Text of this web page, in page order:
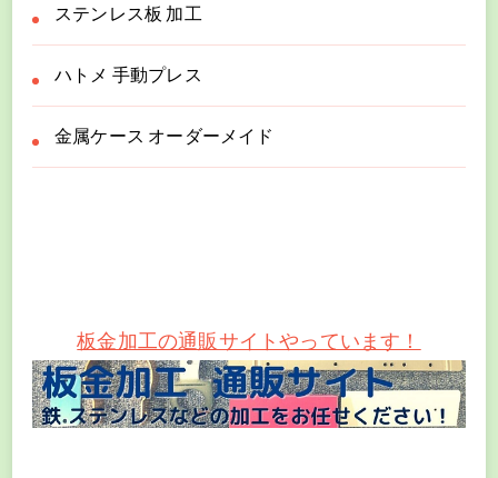
ステンレス板 加工
ハトメ 手動プレス
金属ケース オーダーメイド
板金加工の通販サイトやっています！